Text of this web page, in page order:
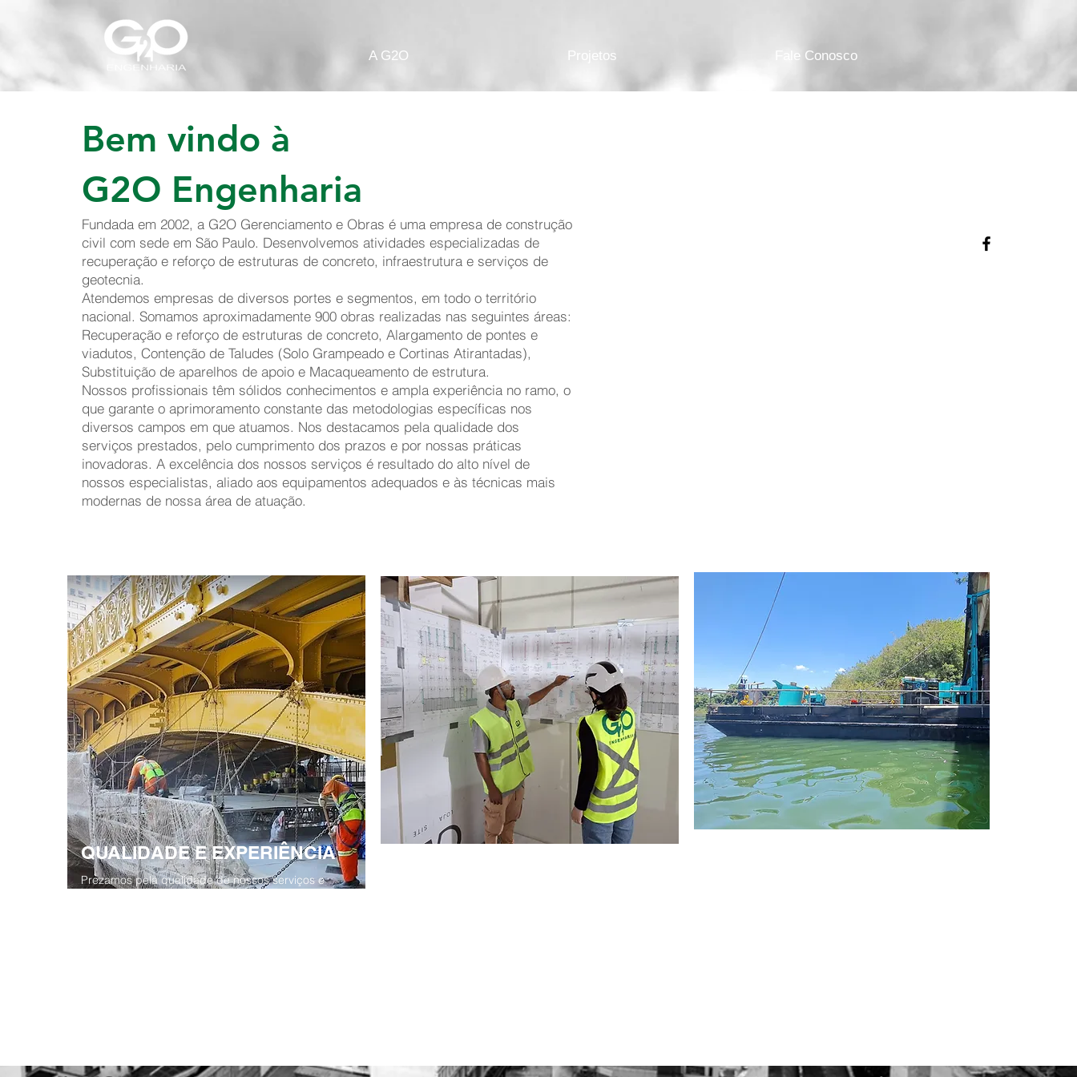
A G2O Projetos Fale Conosco
Bem vindo à
G2O Engenharia
Fundada em 2002, a G2O Gerenciamento e Obras é uma empresa de construção
civil com sede em São Paulo. Desenvolvemos atividades especializadas de
recuperação e reforço de estruturas de concreto, infraestrutura e serviços de
geotecnia.
Atendemos empresas de diversos portes e segmentos, em todo o território
nacional. Somamos aproximadamente 900 obras realizadas nas seguintes áreas:
Recuperação e reforço de estruturas de concreto, Alargamento de pontes e
viadutos, Contenção de Taludes (Solo Grampeado e Cortinas Atirantadas),
Substituição de aparelhos de apoio e Macaqueamento de estrutura.
Nossos profissionais têm sólidos conhecimentos e ampla experiência no ramo, o
que garante o aprimoramento constante das metodologias específicas nos
diversos campos em que atuamos. Nos destacamos pela qualidade dos
serviços prestados, pelo cumprimento dos prazos e por nossas práticas
inovadoras. A excelência dos nossos serviços é resultado do alto nível de
nossos especialistas, aliado aos equipamentos adequados e às técnicas mais
modernas de nossa área de atuação.
QUALIDADE E EXPERIÊNCIA
Prezamos pela qualidade de nossos serviços e
buscamos a melhoria contínua das metodologias